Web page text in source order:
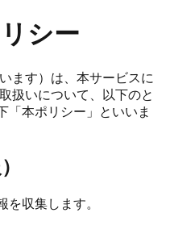
シー
ます）は、本サービスに
扱いについて、以下のと
「本ポリシー」といいま
を収集します。